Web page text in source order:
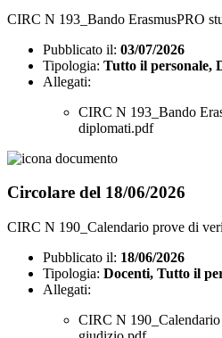
CIRC N 193_Bando ErasmusPRO
Pubblicato il: 03/07/2026
Tipologia: Tutto il personale,
Allegati:
CIRC N 193_Bando
diplomati.pdf
Circolare del 18/06/2026
CIRC N 190_Calendario prove di
Pubblicato il: 18/06/2026
Tipologia: Docenti, Tutto il
Allegati:
CIRC N